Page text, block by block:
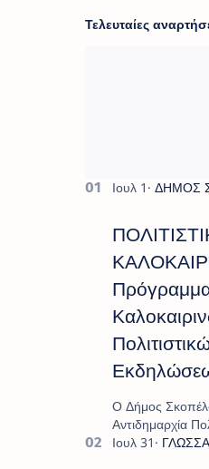
Τελευταίες
Ο Δήμος
Αντιδημαρχία
παρουσιάζουν